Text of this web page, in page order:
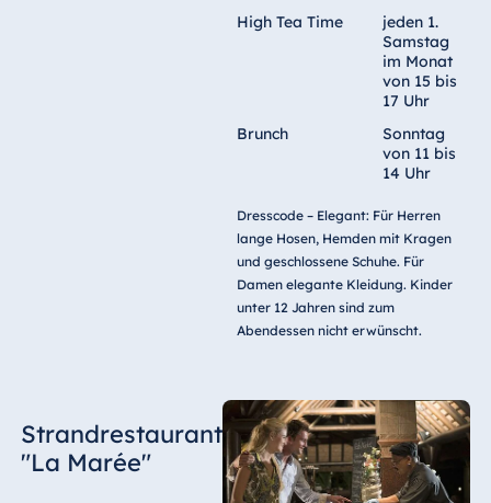
High Tea Time
jeden 1.
Samstag
im Monat
von 15 bis
17 Uhr
Brunch
Sonntag
von 11 bis
14 Uhr
Dresscode – Elegant: Für Herren
lange Hosen, Hemden mit Kragen
und geschlossene Schuhe. Für
Damen elegante Kleidung. Kinder
unter 12 Jahren sind zum
Abendessen nicht erwünscht.
Strandrestaurant
"La Marée"